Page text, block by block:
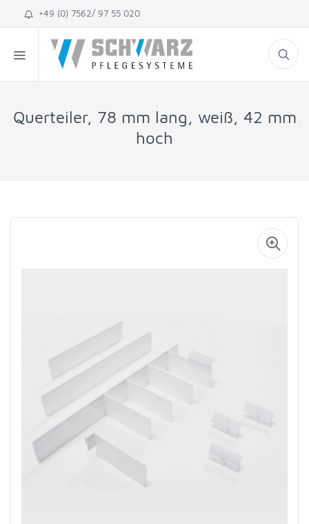
+49 (0) 7562/ 97 55 020
Querteiler, 78 mm lang, weiß, 42 mm
hoch